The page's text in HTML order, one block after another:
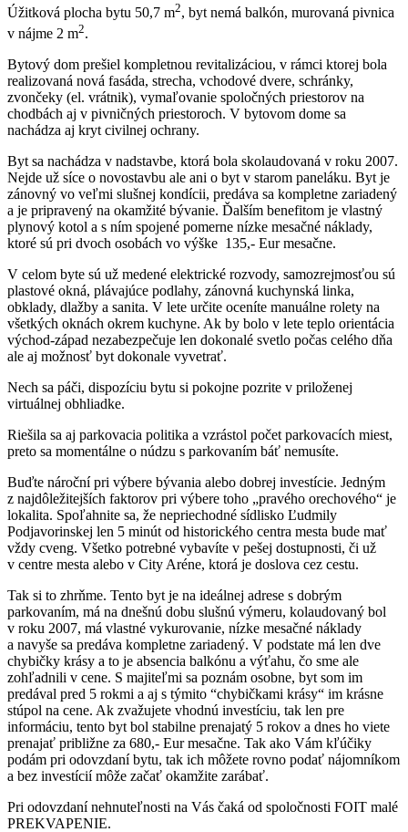
Úžitková plocha bytu 50,7 m2, byt nemá balkón, murovaná pivnica
v nájme 2 m2.
Bytový dom prešiel kompletnou revitalizáciou, v rámci ktorej bola
realizovaná nová fasáda, strecha, vchodové dvere, schránky,
zvončeky (el. vrátnik), vymaľovanie spoločných priestorov na
chodbách aj v pivničných priestoroch. V bytovom dome sa
nachádza aj kryt civilnej ochrany.
Byt sa nachádza v nadstavbe, ktorá bola skolaudovaná v roku 2007.
Nejde už síce o novostavbu ale ani o byt v starom paneláku. Byt je
zánovný vo veľmi slušnej kondícii, predáva sa kompletne zariadený
a je pripravený na okamžité bývanie. Ďalším benefitom je vlastný
plynový kotol a s ním spojené pomerne nízke mesačné náklady,
ktoré sú pri dvoch osobách vo výške 135,- Eur mesačne.
V celom byte sú už medené elektrické rozvody, samozrejmosťou sú
plastové okná, plávajúce podlahy, zánovná kuchynská linka,
obklady, dlažby a sanita. V lete určite oceníte manuálne rolety na
všetkých oknách okrem kuchyne. Ak by bolo v lete teplo orientácia
východ-západ nezabezpečuje len dokonalé svetlo počas celého dňa
ale aj možnosť byt dokonale vyvetrať.
Nech sa páči, dispozíciu bytu si pokojne pozrite v priloženej
virtuálnej obhliadke.
Riešila sa aj parkovacia politika a vzrástol počet parkovacích miest,
preto sa momentálne o núdzu s parkovaním báť nemusíte.
Buďte nároční pri výbere bývania alebo dobrej investície. Jedným
z najdôležitejších faktorov pri výbere toho „pravého orechového“ je
lokalita. Spoľahnite sa, že nepriechodné sídlisko Ľudmily
Podjavorinskej len 5 minút od historického centra mesta bude mať
vždy cveng. Všetko potrebné vybavíte v pešej dostupnosti, či už
v centre mesta alebo v City Aréne, ktorá je doslova cez cestu.
Tak si to zhrňme. Tento byt je na ideálnej adrese s dobrým
parkovaním, má na dnešnú dobu slušnú výmeru, kolaudovaný bol
v roku 2007, má vlastné vykurovanie, nízke mesačné náklady
a navyše sa predáva kompletne zariadený. V podstate má len dve
chybičky krásy a to je absencia balkónu a výťahu, čo sme ale
zohľadnili v cene. S majiteľmi sa poznám osobne, byt som im
predával pred 5 rokmi a aj s týmito “chybičkami krásy“ im krásne
stúpol na cene. Ak zvažujete vhodnú investíciu, tak len pre
informáciu, tento byt bol stabilne prenajatý 5 rokov a dnes ho viete
prenajať približne za 680,- Eur mesačne. Tak ako Vám kľúčiky
podám pri odovzdaní bytu, tak ich môžete rovno podať nájomníkom
a bez investícií môže začať okamžite zarábať.
Pri odovzdaní nehnuteľnosti na Vás čaká od spoločnosti FOIT malé
PREKVAPENIE.